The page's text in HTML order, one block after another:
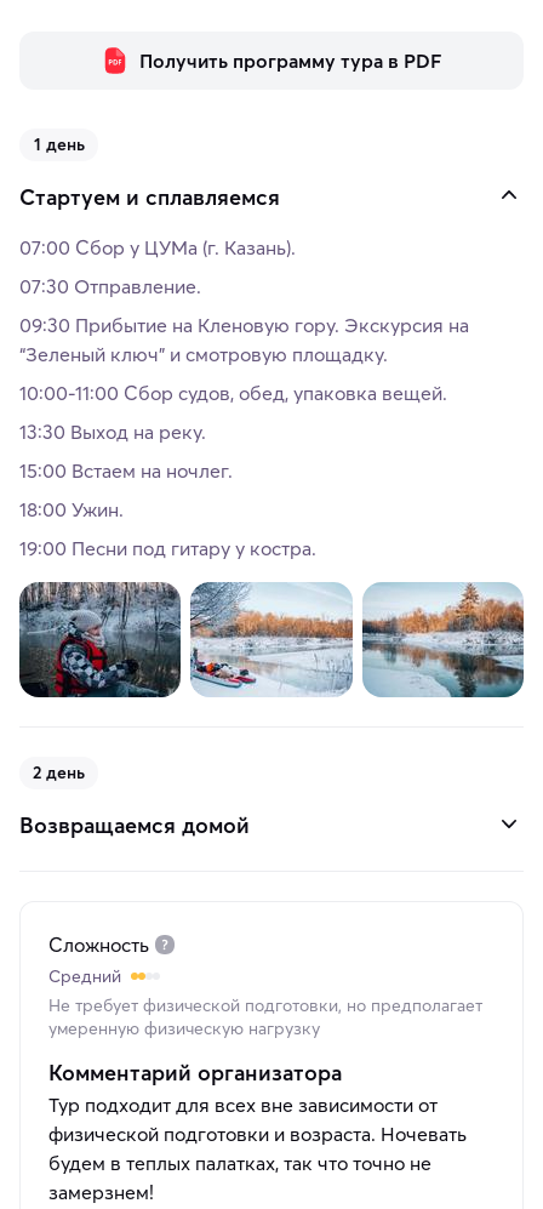
Получить программу тура в PDF
1 день
Стартуем и сплавляемся
07:00 Сбор у ЦУМа (г. Казань).
07:30 Отправление.
09:30 Прибытие на Кленовую гору. Экскурсия на
“Зеленый ключ” и смотровую площадку.
10:00-11:00 Сбор судов, обед, упаковка вещей.
13:30 Выход на реку.
15:00 Встаем на ночлег.
18:00 Ужин.
19:00 Песни под гитару у костра.
2 день
Возвращаемся домой
Сложность
Средний
Не требует физической подготовки, но предполагает
умеренную физическую нагрузку
Комментарий организатора
Тур подходит для всех вне зависимости от
физической подготовки и возраста. Ночевать
будем в теплых палатках, так что точно не
замерзнем!